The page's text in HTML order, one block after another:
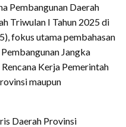
Pembangunan Daerah
Triwulan I Tahun 2025 di
fokus utama pembahasan
Jangka
Kerja Pemerintah
maupun
Daerah Provinsi